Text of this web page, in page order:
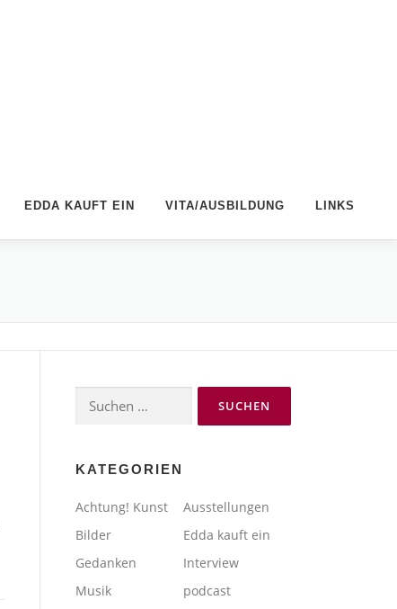
EDDA KAUFT EIN VITA/AUSBILDUNG LINKS
Suchen
nach:
KATEGORIEN
Achtung! Kunst
Ausstellungen
Bilder
Edda kauft ein
Gedanken
Interview
Musik
podcast